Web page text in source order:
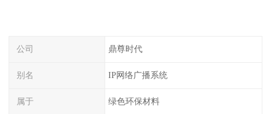
公司 鼎尊时代
别名 IP网络广播系统
属于 绿色环保材料